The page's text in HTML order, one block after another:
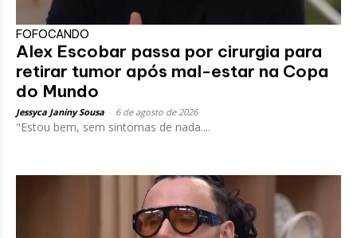
FOFOCANDO
Alex Escobar passa por cirurgia para
retirar tumor após mal-estar na Copa
do Mundo
Jessyca Janiny Sousa 6 de agosto de 2026
"Estou bem, sem sintomas de nada....